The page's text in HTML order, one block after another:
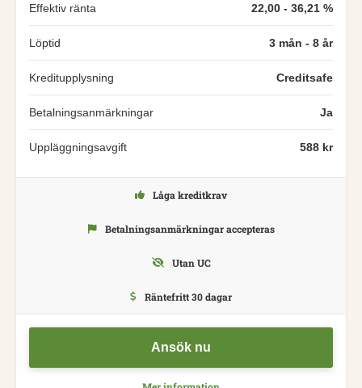
Effektiv ränta 22,00 - 36,21 %
Löptid 3 mån - 8 år
Kreditupplysning Creditsafe
Betalningsanmärkningar Ja
Uppläggningsavgift 588 kr
Ansök nu
Låga kreditkrav
Betalningsanmärkningar accepteras
Utan UC
Räntefritt 30 dagar